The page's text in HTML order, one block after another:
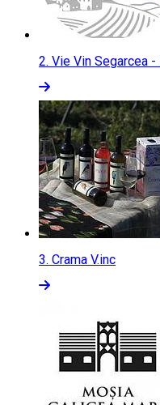
2. Vie Vin Segarcea
3. Crama V.inc